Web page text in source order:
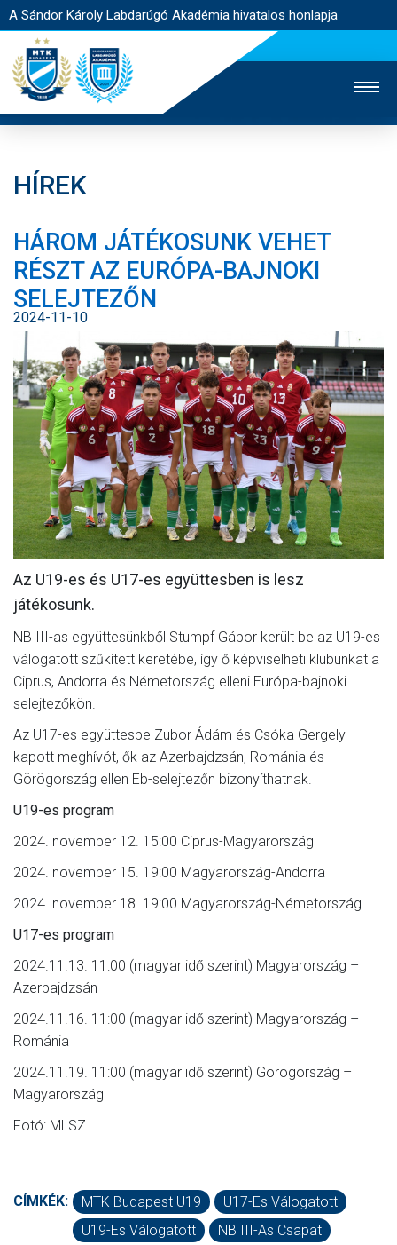
A Sándor Károly Labdarúgó Akadémia hivatalos honlapja
JEGYÉRTÉKESÍTÉS
WEBSHOP
STADION
EGYESÜLET
KAPCSOLAT
HÍREK
AKADÉMIA
CSAPATOK
MÉRKŐZÉSEK
GALÉRIA
JELENTKEZÉS
HÍREK
HÁROM JÁTÉKOSUNK VEHET
RÉSZT AZ EURÓPA-BAJNOKI
SELEJTEZŐN
2024-11-10
Az U19-es és U17-es együttesben is lesz
játékosunk.
NB III-as együttesünkből Stumpf Gábor került be az U19-es
válogatott szűkített keretébe, így ő képviselheti klubunkat a
Ciprus, Andorra és Németország elleni Európa-bajnoki
selejtezőkön.
Az U17-es együttesbe Zubor Ádám és Csóka Gergely
kapott meghívót, ők az Azerbajdzsán, Románia és
Görögország ellen Eb-selejtezőn bizonyíthatnak.
U19-es program
2024. november 12. 15:00 Ciprus-Magyarország
2024. november 15. 19:00 Magyarország-Andorra
2024. november 18. 19:00 Magyarország-Németország
U17-es program
2024.11.13. 11:00 (magyar idő szerint) Magyarország –
Azerbajdzsán
2024.11.16. 11:00 (magyar idő szerint) Magyarország –
Románia
2024.11.19. 11:00 (magyar idő szerint) Görögország –
Magyarország
Fotó: MLSZ
CÍMKÉK: MTK Budapest U19
U17-Es Válogatott
U19-Es Válogatott
NB III-As Csapat